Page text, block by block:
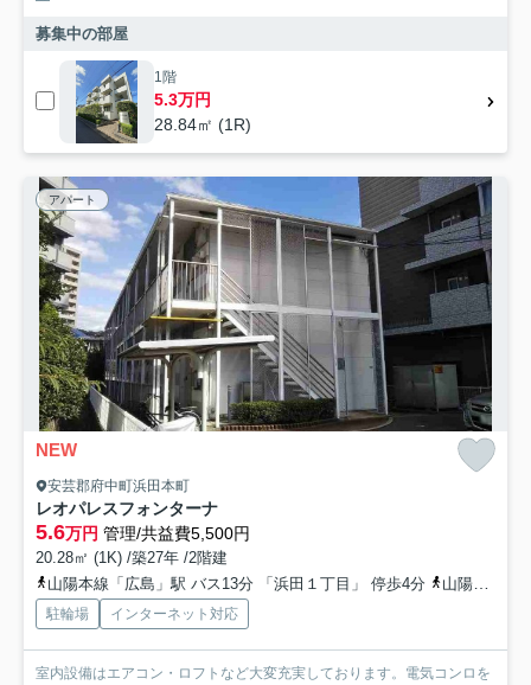
募集中の部屋
1階
5.3万円
28.84㎡ (1R)
アパート
NEW
安芸郡府中町浜田本町
レオパレスフォンターナ
5.6万円 管理/共益費5,500円
20.28㎡ (1K) /築27年 /2階建
山陽本線「広島」駅 バス13分 「浜田１丁目」 停歩4分
山陽本線「天神川」駅 徒歩14分
駐輪場 インターネット対応
室内設備はエアコン・ロフトなど大変充実しております。電気コンロを